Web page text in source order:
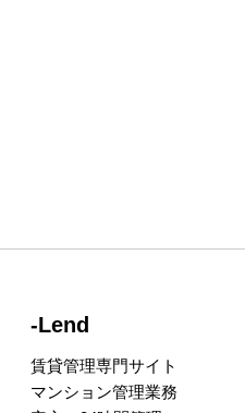
-Lend
賃貸管理専門サイト
マンション管理業務